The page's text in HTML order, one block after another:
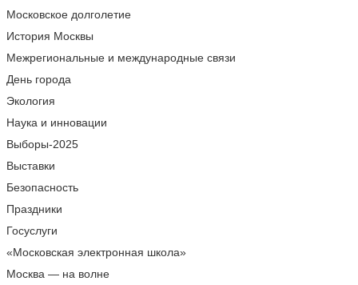
Московское долголетие
История Москвы
Межрегиональные и международные связи
День города
Экология
Наука и инновации
Выборы-2025
Выставки
Безопасность
Праздники
Госуслуги
«Московская электронная школа»
Москва — на волне